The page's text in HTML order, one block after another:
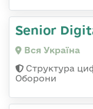
Senior
Вся Україна
Структура
Оборони